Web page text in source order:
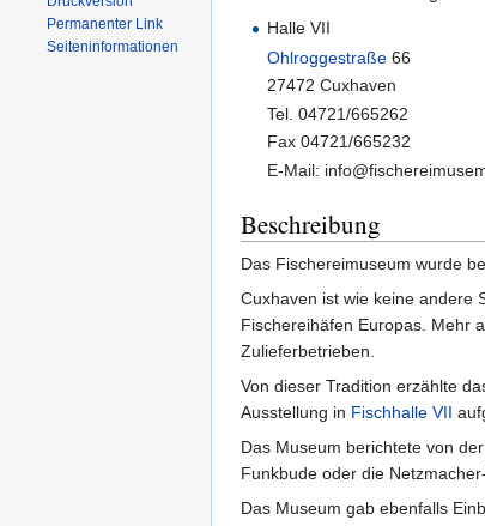
Halle VII
Ohlroggestraße 66
27472 Cuxhaven
Tel. 04721/665262
Fax 04721/665232
E-Mail:
Beschreibung
Das Fischereimuseum wurde
Cuxhaven ist wie keine andere
Fischereihäfen Europas. Mehr
Zulieferbetrieben.
Von dieser Tradition erzählte
Ausstellung in Fischhalle VII
Das Museum berichtete von
Funkbude oder die
Das Museum gab ebenfalls
Permanenter Link
Seiten­informationen